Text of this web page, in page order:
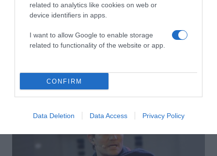
related to analytics like cookies on web or
device identifiers in apps.
I want to allow Google to enable storage
related to functionality of the website or app.
CONFIRM
Data Deletion Data Access Privacy Policy
2026-08-09.
Ha izzadsz, erre a 3 létfontosságú elemre van szükség